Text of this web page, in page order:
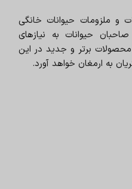
و ملزومات حیوانات خانگی
حیوانات به نیازهای
محصولات برتر و جدید در این
به ارمغان خواهد آورد.